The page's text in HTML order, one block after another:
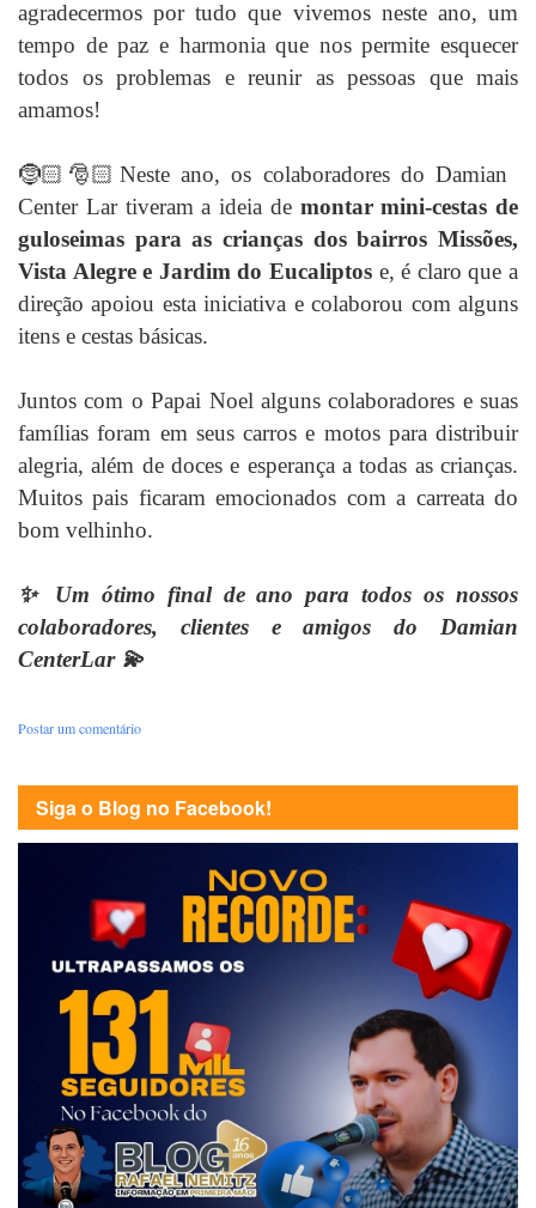
agradecermos por tudo que vivemos neste ano, um
tempo de paz e harmonia que nos permite esquecer
todos os problemas e reunir as pessoas que mais
amamos!
🤶🏻🎅🏻Neste ano, os colaboradores do Damian
Center Lar tiveram a ideia de montar mini-cestas de
guloseimas para as crianças dos bairros Missões,
Vista Alegre e Jardim do Eucaliptos e, é claro que a
direção apoiou esta iniciativa e colaborou com alguns
itens e cestas básicas.
Juntos com o Papai Noel alguns colaboradores e suas
famílias foram em seus carros e motos para distribuir
alegria, além de doces e esperança a todas as crianças.
Muitos pais ficaram emocionados com a carreata do
bom velhinho.
✨ Um ótimo final de ano para todos os nossos
colaboradores, clientes e amigos do Damian
CenterLar 💫
Postar um comentário
Siga o Blog no Facebook!